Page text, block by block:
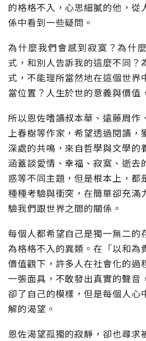
的格格不入，心思細膩的他，從
係中看到一些疑問。
為什麼我們會感到寂寞？為什
式，和別人告訴我的這麼不同？
式，不能理所當然地在這個世界
當位置？人生於世的意義與價值
所以恩佐嗜讀叔本華、遠藤周作
上春樹等作家，希望透過閱讀，
深處的共鳴，來自哲學與文學的
涵蓋談愛情、幸福、寂寞、逝去
惑等不同主題，但是根本上，都
種種考驗與衝突，在簡單卻充滿
驗我們跟世界之間的關係。
每個人都希望自己是獨一無二的
為格格不入的異類。在「以和為
價值觀下，許多人在社會化的過
一張面具，不敢發出真實的聲音
卻了自己的模樣，但是每個人心
解的渴望。
恩佐渴望孤獨的寂靜，卻也尋求